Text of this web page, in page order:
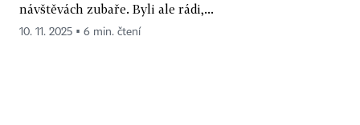
návštěvách zubaře. Byli ale rádi,...
10. 11. 2025 ▪ 6 min. čtení